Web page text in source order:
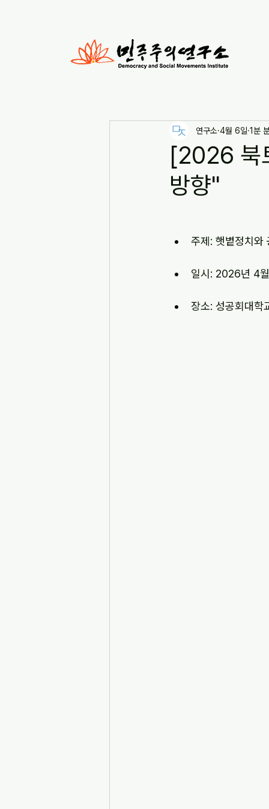
[2026 북
방향"
연구소 4월 6일 1분
주제: 햇볕정치와
일시: 2026년 4
장소: 성공회대